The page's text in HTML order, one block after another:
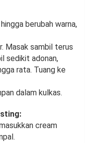
berubah warna,
Masak sambil terus
sedikit adonan,
rata. Tuang ke
dalam kulkas.
cream